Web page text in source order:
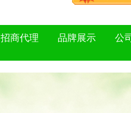
招商代理 品牌展示 公